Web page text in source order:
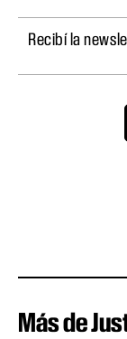
Recibí la
Más de